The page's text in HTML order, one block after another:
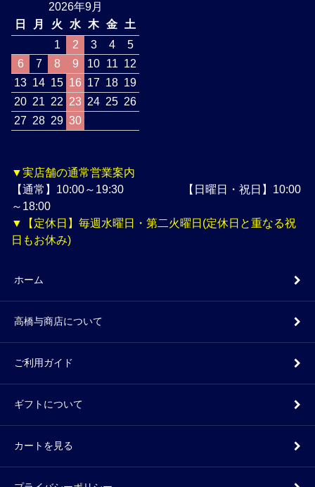
2026年9月
日
月 火 水 木 金
土
1
2 3 4
5
6
7 8 9 10 11 12
13 14 15 16 17 18 19
20 21 22 23 24 25 26
27 28 29 30
▼実店舗の通常営業案内
【通常】10:00～19:30 【日曜日・祝日】10:00
～18:00
▼【定休日】毎週水曜日・第二火曜日(定休日と重なる祝
日もお休み)
ホーム
高橋与商店について
ご利用ガイド
ギフトについて
カートを見る